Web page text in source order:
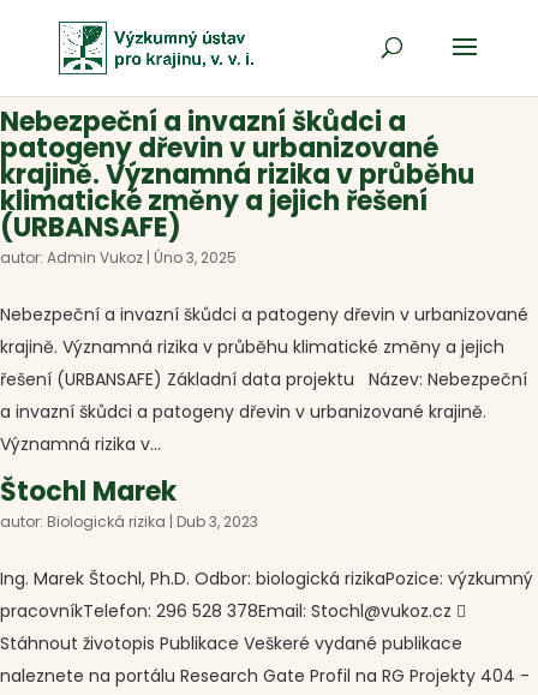
Nebezpeční a invazní škůdci a
patogeny dřevin v urbanizované
krajině. Významná rizika v průběhu
klimatické změny a jejich řešení
(URBANSAFE)
autor: Admin Vukoz | Úno 3, 2025
Nebezpeční a invazní škůdci a patogeny dřevin v urbanizované
krajině. Významná rizika v průběhu klimatické změny a jejich
řešení (URBANSAFE) Základní data projektu Název: Nebezpeční
a invazní škůdci a patogeny dřevin v urbanizované krajině.
Významná rizika v...
Štochl Marek
autor: Biologická rizika | Dub 3, 2023
Ing. Marek Štochl, Ph.D. Odbor: biologická rizikaPozice: výzkumný
pracovníkTelefon: 296 528 378Email: Stochl@vukoz.cz 
Stáhnout životopis Publikace Veškeré vydané publikace
naleznete na portálu Research Gate Profil na RG Projekty 404 -